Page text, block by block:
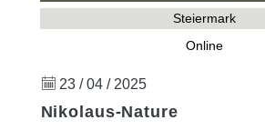
Steiermark
Online
23 / 04 / 2025
Nikolaus-Nature